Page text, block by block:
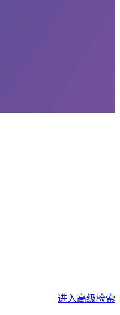
进入高级检索